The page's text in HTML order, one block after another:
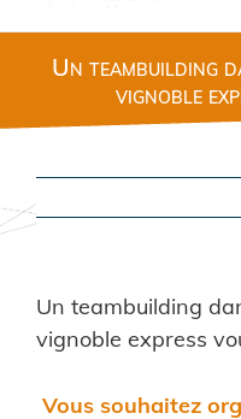
Un teambuilding
vignoble
Un teambuilding
vignoble express
Vous souhaitez